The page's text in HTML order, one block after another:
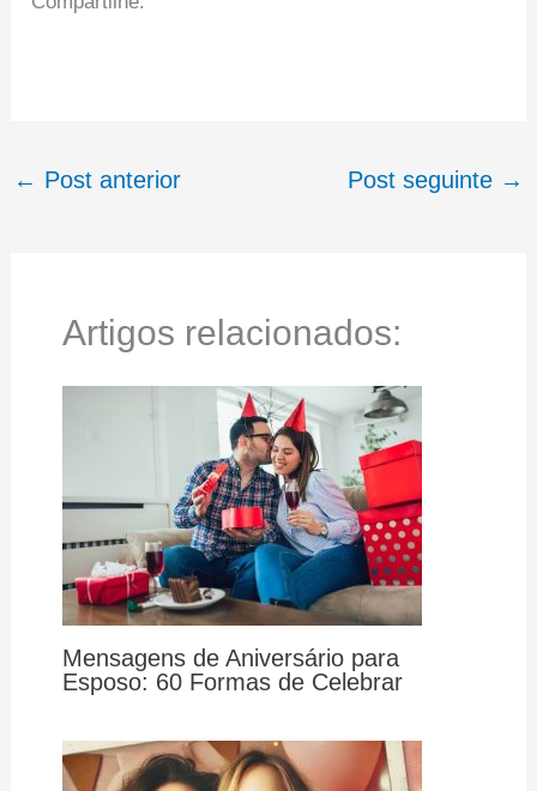
← Post anterior Post seguinte →
Artigos relacionados:
Mensagens de Aniversário para
Esposo: 60 Formas de Celebrar